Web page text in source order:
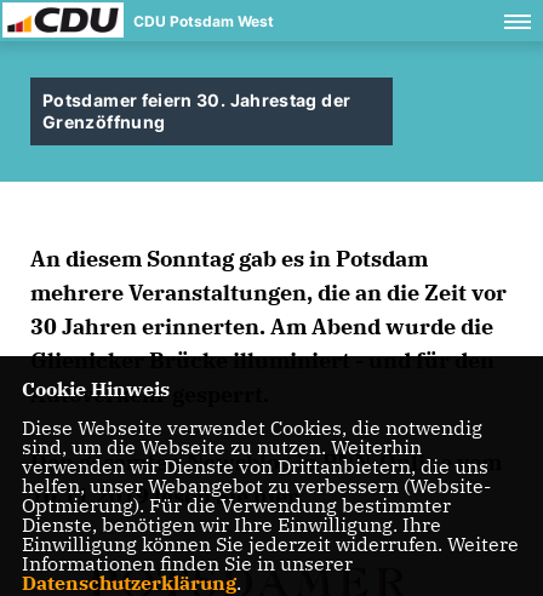
CDU Potsdam West
Potsdamer feiern 30. Jahrestag der
Grenzöffnung
An diesem Sonntag gab es in Potsdam
mehrere Veranstaltungen, die an die Zeit vor
30 Jahren erinnerten. Am Abend wurde die
Glienicker Brücke illuminiert - und für den
Autoverkehr gesperrt.
Den gesamten Newsblog in PNN-Online vom
10.11.2019 lesen Siehier.
Cookie Hinweis
Diese Webseite verwendet Cookies, die notwendig
sind, um die Webseite zu nutzen. Weiterhin
verwenden wir Dienste von Drittanbietern, die uns
helfen, unser Webangebot zu verbessern (Website-
Optmierung). Für die Verwendung bestimmter
Dienste, benötigen wir Ihre Einwilligung. Ihre
Einwilligung können Sie jederzeit widerrufen. Weitere
Informationen finden Sie in unserer
Datenschutzerklärung.